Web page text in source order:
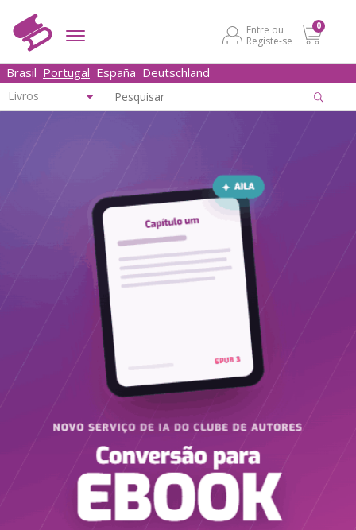
Entre ou
Registe-se
0
Brasil Portugal España Deutschland